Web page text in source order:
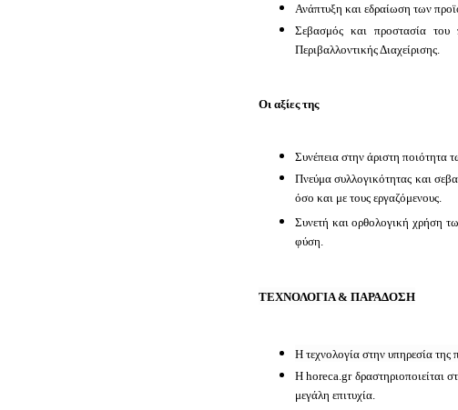
Ανάπτυξη και εδραίωση των
Σεβασμός και προστασία του
Περιβαλλοντικής Διαχείρισης.
Οι αξίες της
Συνέπεια στην άριστη ποιότητα
Πνεύμα συλλογικότητας και
όσο και με τους εργαζόμενους.
Συνετή και ορθολογική χρήση
φύση.
ΤΕΧΝΟΛΟΓΙΑ & ΠΑΡΑΔΟΣΗ
Η τεχνολογία στην υπηρεσία της
Η horeca.gr δραστηριοποιείται
μεγάλη επιτυχία.